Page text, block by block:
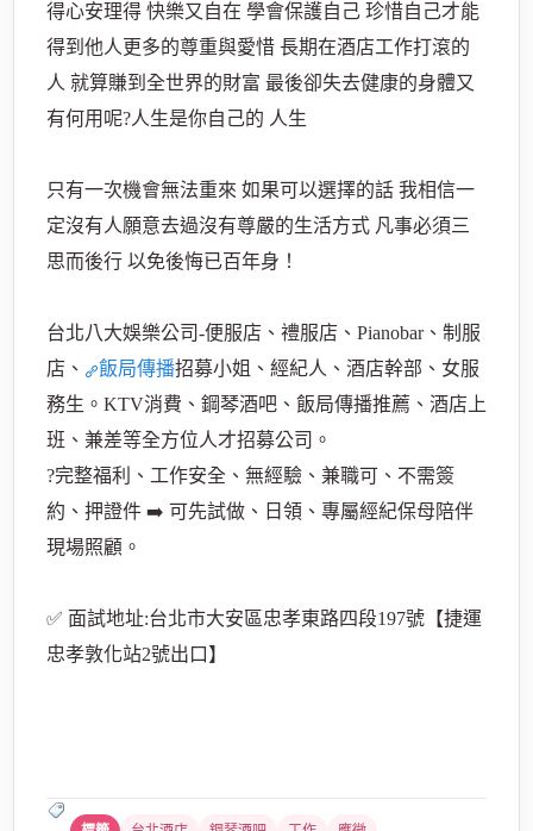
得心安理得 快樂又自在 學會保護自己 珍惜自己才能
得到他人更多的尊重與愛惜 長期在酒店工作打滾的
人 就算賺到全世界的財富 最後卻失去健康的身體又
有何用呢?人生是你自己的 人生
只有一次機會無法重來 如果可以選擇的話 我相信一
定沒有人願意去過沒有尊嚴的生活方式 凡事必須三
思而後行 以免後悔已百年身！
台北八大娛樂公司-便服店、禮服店、Pianobar、制服
店、
飯局傳播招募小姐、經紀人、酒店幹部、女服
務生。KTV消費、鋼琴酒吧、飯局傳播推薦、酒店上
班、兼差等全方位人才招募公司。
?完整福利、工作安全、無經驗、兼職可、不需簽
約、押證件 ➡️ 可先試做、日領、專屬經紀保母陪伴
現場照顧。
✅ 面試地址:台北市大安區忠孝東路四段197號【捷運
忠孝敦化站2號出口】